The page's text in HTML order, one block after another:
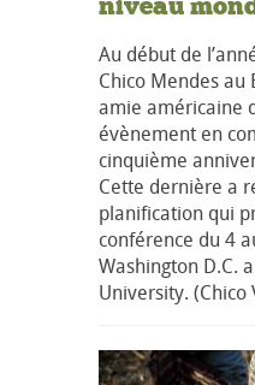
Au début de
Chico Mendes au
amie américaine
évènement en
cinquième
Cette dernière a
planification qui
conférence du 4
Washington D.C.
University. (Chico